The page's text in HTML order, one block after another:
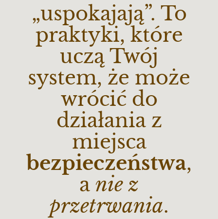
„uspokajają”. To
praktyki, które
uczą Twój
system, że może
wrócić do
działania z
miejsca
bezpieczeństwa,
a nie z
przetrwania.